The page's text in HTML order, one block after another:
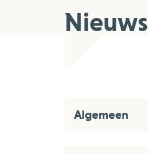
Nieuws
Algemeen